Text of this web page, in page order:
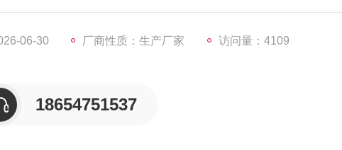
06-30 厂商性质：生产厂家 访问量：4109
18654751537